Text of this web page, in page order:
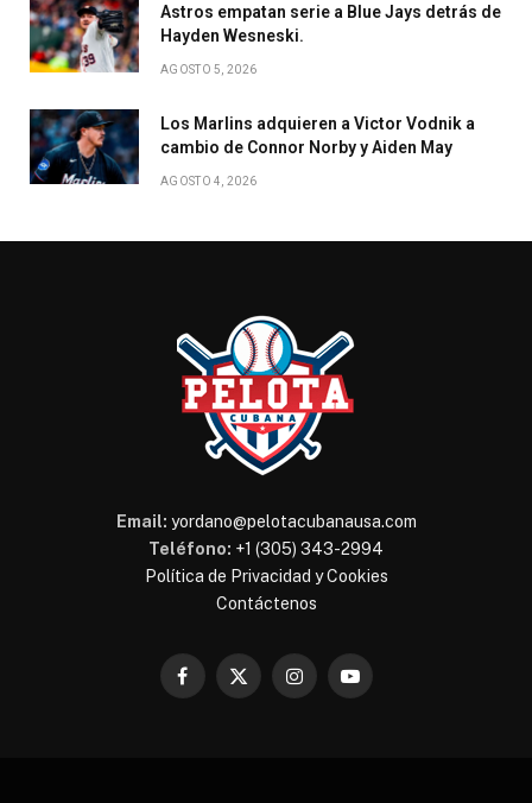
Astros empatan serie a Blue Jays detrás de
Hayden Wesneski.
AGOSTO 5, 2026
Los Marlins adquieren a Victor Vodnik a
cambio de Connor Norby y Aiden May
AGOSTO 4, 2026
Email: yordano@pelotacubanausa.com
Teléfono: +1 (305) 343-2994
Política de Privacidad y Cookies
Contáctenos
Facebook
X
InstagramYouTube